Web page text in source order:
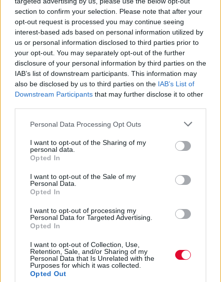
section to confirm your selection. Please note that after your
opt-out request is processed you may continue seeing
interest-based ads based on personal information utilized by
us or personal information disclosed to third parties prior to
your opt-out. You may separately opt-out of the further
disclosure of your personal information by third parties on the
IAB’s list of downstream participants. This information may
also be disclosed by us to third parties on the IAB’s List of
Downstream Participants that may further disclose it to other
Personal Data Processing Opt Outs
I want to opt-out of the Sharing of my
personal data.
Opted In
I want to opt-out of the Sale of my
Personal Data.
Opted In
I want to opt-out of processing my
Personal Data for Targeted Advertising.
Opted In
I want to opt-out of Collection, Use,
Retention, Sale, and/or Sharing of my
Personal Data that Is Unrelated with the
Purposes for which it was collected.
Opted Out
Το πρώτο Superstar Store
Σάββατο 4 Απριλίου
Το iconic sneaker προσγειώθηκε στο
κέντρο της Αθήνας
03.04.2015